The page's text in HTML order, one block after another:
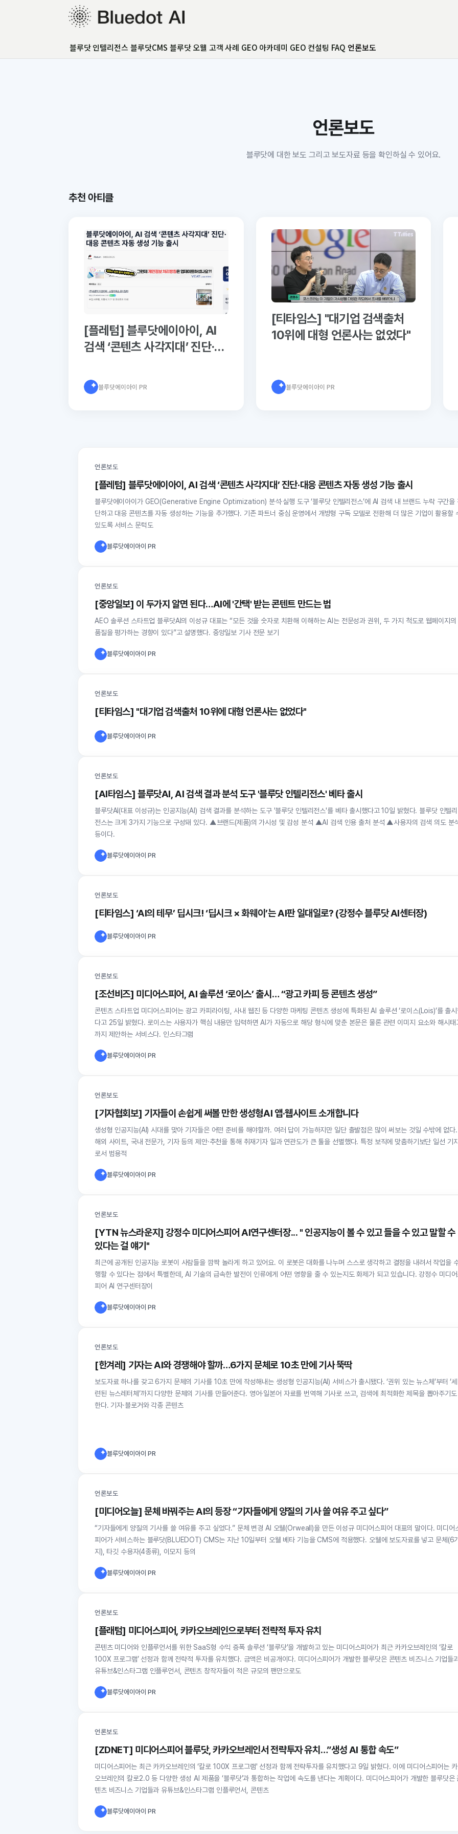
블루닷 인텔리전스
블루닷CMS
블루닷 인텔리전스 블루닷CMS 블루닷 오웰 고객 사례 GEO 아카데미 GEO 컨설팅 FAQ 언론보도
언론보도
블루닷에 대한 보도 그리고 보도자료 등을 확인하실 수 있어요.
추천 아티클
[플레텀] 블루닷에이아이, AI
검색 ‘콘텐츠 사각지대’ 진단·대
블루닷에이아이 PR
[티타임스] "대기업 검색출처
10위에 대형 언론사는 없었다"
블루닷에이아이 PR
언론보도
[플레텀] 블루닷에이아이, AI 검색 ‘콘텐츠 사각지대’ 진단·대응 콘텐츠 자동 생성 기능 출시
블루닷에이아이가 GEO(Generative Engine Optimization) 분석·실행 도구 ‘블루닷 인텔리전스’에 AI 검색 내 브랜드 누락 구간을
단하고 대응 콘텐츠를 자동 생성하는 기능을 추가했다. 기존 파트너 중심 운영에서 개방형 구독 모델로 전환해 더 많은 기업이 활용할
있도록 서비스 문턱도
블루닷에이아이 PR
언론보도
[중앙일보] 이 두가지 알면 된다…AI에 '간택' 받는 콘텐트 만드는 법
AEO 솔루션 스타트업 블루닷AI의 이성규 대표는 “모든 것을 숫자로 치환해 이해하는 AI는 전문성과 권위, 두 가지 척도로 웹페이지의
품질을 평가하는 경향이 있다”고 설명했다. 중앙일보 기사 전문 보기
블루닷에이아이 PR
언론보도
[티타임스] "대기업 검색출처 10위에 대형 언론사는 없었다"
블루닷에이아이 PR
언론보도
[AI타임스] 블루닷AI, AI 검색 결과 분석 도구 '블루닷 인텔리전스' 베타 출시
블루닷AI(대표 이성규)는 인공지능(AI) 검색 결과를 분석하는 도구 '블루닷 인텔리전스'를 베타 출시했다고 10일 밝혔다. 블루닷 인텔리
전스는 크게 3가지 기능으로 구성돼 있다. ▲브랜드(제품)의 가시성 및 감성 분석 ▲AI 검색 인용 출처 분석 ▲사용자의 검색 의도 분
등이다.
블루닷에이아이 PR
언론보도
[티타임스] ‘AI의 테무’ 딥시크! ‘딥시크 × 화웨이’는 AI판 일대일로? (강정수 블루닷 AI센터장)
블루닷에이아이 PR
언론보도
[조선비즈] 미디어스피어, AI 솔루션 ‘로이스’ 출시… “광고 카피 등 콘텐츠 생성”
콘텐츠 스타트업 미디어스피어는 광고 카피라이팅, 사내 웹진 등 다양한 마케팅 콘텐츠 생성에 특화된 AI 솔루션 ‘로이스(Lois)’를 출
다고 25일 밝혔다. 로이스는 사용자가 핵심 내용만 입력하면 AI가 자동으로 해당 형식에 맞춘 본문은 물론 관련 이미지 요소와 해시태
까지 제안하는 서비스다. 인스타그램
블루닷에이아이 PR
언론보도
[기자협회보] 기자들이 손쉽게 써볼 만한 생성형AI 앱·웹사이트 소개합니다
생성형 인공지능(AI) 시대를 맞아 기자들은 어떤 준비를 해야할까. 여러 답이 가능하지만 일단 출발점은 많이 써보는 것일 수밖에 없다.
해외 사이트, 국내 전문가, 기자 등의 제안·추천을 통해 취재기자 일과 연관도가 큰 툴을 선별했다. 특정 보직에 맞춤하기보단 일선 기
로서 범용적
블루닷에이아이 PR
언론보도
[YTN 뉴스라운지] 강정수 미디어스피어 AI연구센터장... " 인공지능이 볼 수 있고 들을 수 있고 말할 수
있다는 걸 얘기"
최근에 공개된 인공지능 로봇이 사람들을 깜짝 놀라게 하고 있어요. 이 로봇은 대화를 나누며 스스로 생각하고 결정을 내려서 작업을
행할 수 있다는 점에서 특별한데, AI 기술의 급속한 발전이 인류에게 어떤 영향을 줄 수 있는지도 화제가 되고 있습니다. 강정수 미디
피어 AI 연구센터장이
블루닷에이아이 PR
언론보도
[한겨레] 기자는 AI와 경쟁해야 할까…6가지 문체로 10초 만에 기사 뚝딱
보도자료 하나를 갖고 6가지 문체의 기사를 10초 만에 작성해내는 생성형 인공지능(AI) 서비스가 출시됐다. ‘권위 있는 뉴스체’부터 ‘세
련된 뉴스레터체’까지 다양한 문체의 기사를 만들어준다. 영어·일본어 자료를 번역해 기사로 쓰고, 검색에 최적화한 제목을 뽑아주기도
한다. 기자·블로거와 각종 콘텐츠
블루닷에이아이 PR
언론보도
[미디어오늘] 문체 바꿔주는 AI의 등장 “기자들에게 양질의 기사 쓸 여유 주고 싶다”
“기자들에게 양질의 기사를 쓸 여유를 주고 싶었다.” 문체 변경 AI 오웰(Orweall)을 만든 이성규 미디어스피어 대표의 말이다. 미디어
피어가 서비스하는 블루닷(BLUEDOT) CMS는 지난 10일부터 오웰 베타 기능을 CMS에 적용했다. 오웰에 보도자료를 넣고 문체(6
지), 타깃 수용자(4종류), 이모지 등의
블루닷에이아이 PR
언론보도
[플래텀] 미디어스피어, 카카오브레인으로부터 전략적 투자 유치
콘텐츠 미디어와 인플루언서를 위한 SaaS형 수익 증폭 솔루션 ‘블루닷’을 개발하고 있는 미디어스피어가 최근 카카오브레인의 ‘칼로
100X 프로그램’ 선정과 함께 전략적 투자를 유치했다. 금액은 비공개이다. 미디어스피어가 개발한 블루닷은 콘텐츠 비즈니스 기업들
유튜브&인스타그램 인플루언서, 콘텐츠 창작자들이 적은 규모의 팬만으로도
블루닷에이아이 PR
언론보도
[ZDNET] 미디어스피어 블루닷, 카카오브레인서 전략투자 유치…”생성 AI 통합 속도”
미디어스피어는 최근 카카오브레인의 ‘칼로 100X 프로그램' 선정과 함께 전략투자를 유치했다고 9일 밝혔다. 이에 미디어스피어는 카카
오브레인의 칼로2.0 등 다양한 생성 AI 제품을 ‘블루닷’과 통합하는 작업에 속도를 낸다는 계획이다. 미디어스피어가 개발한 블루닷은
텐츠 비즈니스 기업들과 유튜브&인스타그램 인플루언서, 콘텐츠
블루닷에이아이 PR